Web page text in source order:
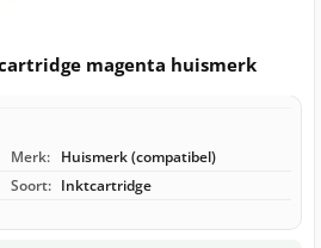
magenta huismerk
Merk: Huismerk (compatibel)
Soort: Inktcartridge